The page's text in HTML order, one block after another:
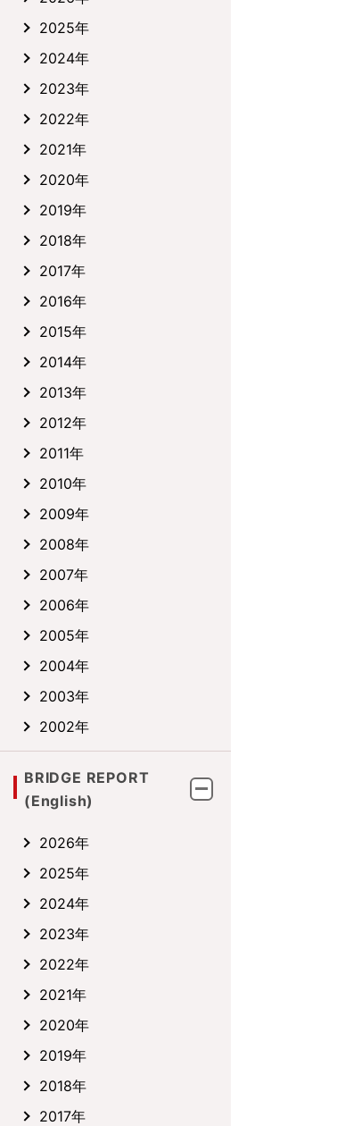
2025年
2024年
2023年
2022年
2021年
2020年
2019年
2018年
2017年
2016年
2015年
2014年
2013年
2012年
2011年
2010年
2009年
2008年
2007年
2006年
2005年
2004年
2003年
2002年
BRIDGE REPORT
(English)
2026年
2025年
2024年
2023年
2022年
2021年
2020年
2019年
2018年
2017年